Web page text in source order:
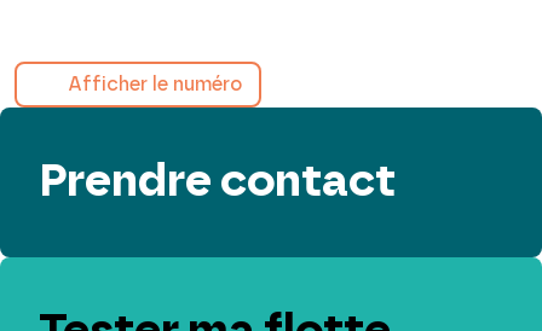
Afficher le numéro
Prendre contact